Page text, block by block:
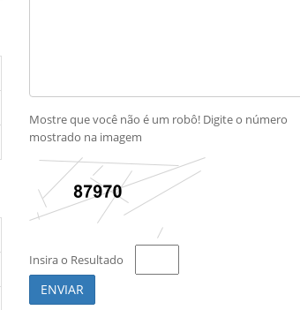
Mostre que você não é um robô! Digite o número
mostrado na imagem
Insira o Resultado
ENVIAR